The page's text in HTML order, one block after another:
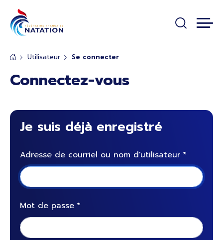
Utilisateur Se connecter
Connectez-vous
Je suis déjà enregistré
Adresse de courriel ou nom d'utilisateur
Mot de passe
Panneau de gestion des cookies